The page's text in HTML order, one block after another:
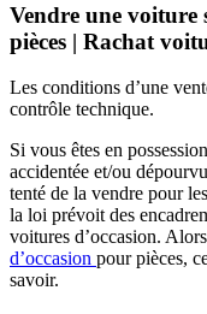
Vendre une voiture
pièces | Rachat
Les conditions d’une
contrôle technique.
Si vous êtes en
accidentée et/ou
tenté de la vendre pour
la loi prévoit des
voitures d’occasion.
d’occasion pour pièces,
savoir.